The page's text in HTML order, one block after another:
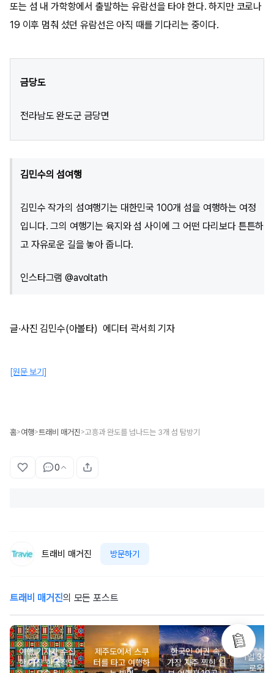
또는 섬 내 가학항에서 출발하는 유람선을 타야 한다. 하지만 코로나
19 이후 멈춰 섰던 유람선은 아직 때를 기다리는 중이다.
금당도
전라남도 완도군 금당면
김민수의 섬여행
김민수 작가의 섬여행기는 대한민국 100개 섬을 여행하는 여정
입니다. 그의 여행기는 육지와 섬 사이에 그 어떤 다리보다 튼튼하
고 자유로운 길을 놓아 줍니다.
인스타그램 @avoltath
글·사진 김민수(아볼타) 에디터 곽서희 기자
[원문 보기]
홈>여행>트래비 매거진 >고흥과 완도를 넘나드는 3개 섬 탐방기
0
트래비 매거진 방문하기
트래비 매거진의 모든 포스트
여행 기자가 수집
한 가장 한국적인
제주도에서 스쿠
터를 타고 여행하
한국인 여권 속,
가장 자주 찍힌 일
‘1일 3섬
로우아